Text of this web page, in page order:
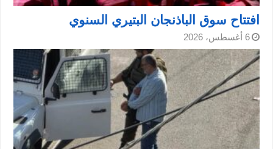
افتتاح سوق الباذنجان البتيري السنوي
6 أغسطس، 2026